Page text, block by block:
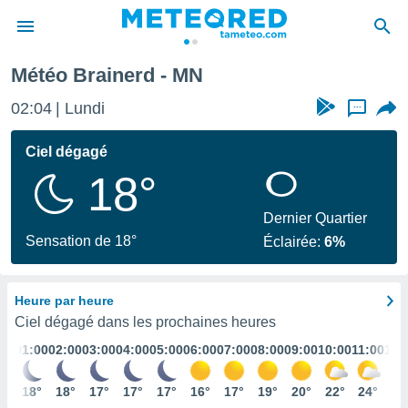
de
en
Météo Brainerd - MN
02:04 Lundi ...
Ciel dégagé
18°
Sensation de 18°
Dernier Quartier
Éclairée:6%
Heure par heure
Ciel dégagé dans les prochaines heures
01:00
18°
02:00
18°
03:00
17°
04:00
17°
05:00
17°
06:00
16°
07:00
17°
08:00
19°
09:00
20°
10:00
22°
11:00
24°